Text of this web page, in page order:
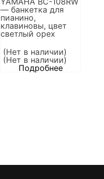
— банкетка для
пианино,
клавиновы, цвет
светлый орех
(Нет в наличии)
(Нет в наличии)
Подробнее